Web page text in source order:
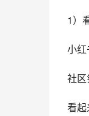
1）
小
社
看